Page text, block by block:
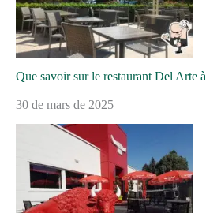
Que savoir sur le restaurant Del Arte
30 de mars de 2025